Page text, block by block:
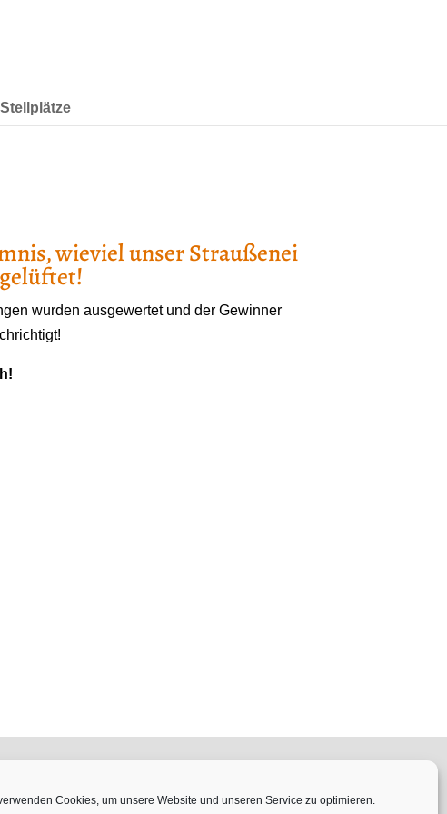
Cookies, um unsere Website und unseren Service zu optimieren.
wieviel unser Straußenei
wurden ausgewertet und der Gewinner